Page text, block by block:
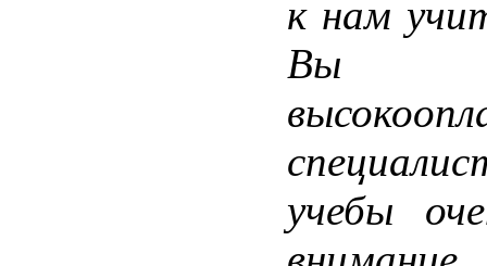
к нам
Вы
учебы